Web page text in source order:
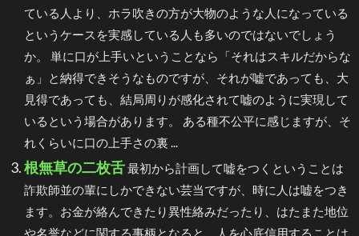
ている人より、ホラ吹きの方が大物のような人になっている
というケースを実感している人も多いのではないでしょう
か。 単に口が上手いということなら「それはスキルだからな
ぁ」と納得できそうなものですが、それが嘘であっても、大
見得であっても、結局周りが感化されて嘘のように実現して
いるという場合があります。 ある種不公平に感じますが、そ
れくらいに口の上手さの裏 ...
根無草の二枚舌最初から計画して嘘をつくということは
詐欺師並の輩にしかできない芸当ですが、時に人は嘘をつき
ます。お金が絡んできたり異性絡みだったり、はたまた地位
や名誉などに関する事柄となると、人を心底信用することは